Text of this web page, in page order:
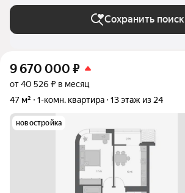
Сохранить поиск
9 670 000 ₽
от 40 526 ₽ в месяц
47 м²
1-комн. квартира 13 этаж из 24
новостройка